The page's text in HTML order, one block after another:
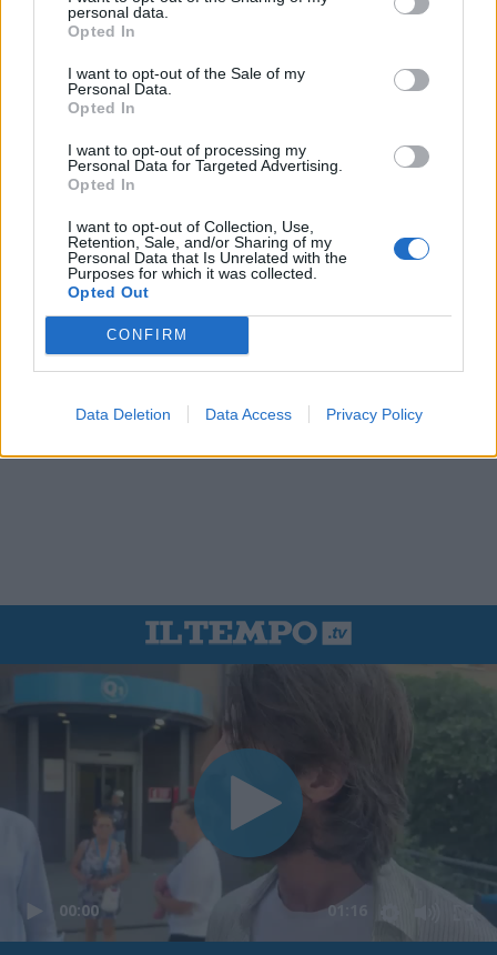
personal data.
Opted In
I want to opt-out of the Sale of my
Personal Data.
Opted In
I want to opt-out of processing my
Personal Data for Targeted Advertising.
Opted In
I want to opt-out of Collection, Use,
Retention, Sale, and/or Sharing of my
Personal Data that Is Unrelated with the
Purposes for which it was collected.
Opted Out
CONFIRM
Data Deletion Data Access Privacy Policy
00:00 01:16